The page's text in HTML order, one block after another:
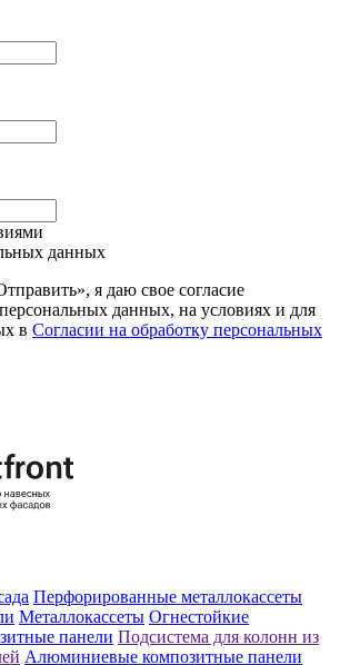
данных
я даю свое согласие
данных, на условиях и для
в Согласии на обработку персональных
Перфорированные металлокассеты
Металлокассеты Огнестойкие
панели Подсистема для колонн из
Алюминиевые композитные панели